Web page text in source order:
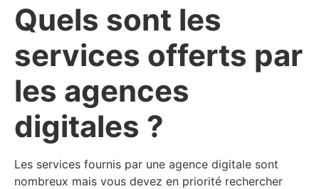
Quels sont les
services offerts par
les agences
digitales ?
Les services fournis par une agence digitale sont
nombreux mais vous devez en priorité rechercher